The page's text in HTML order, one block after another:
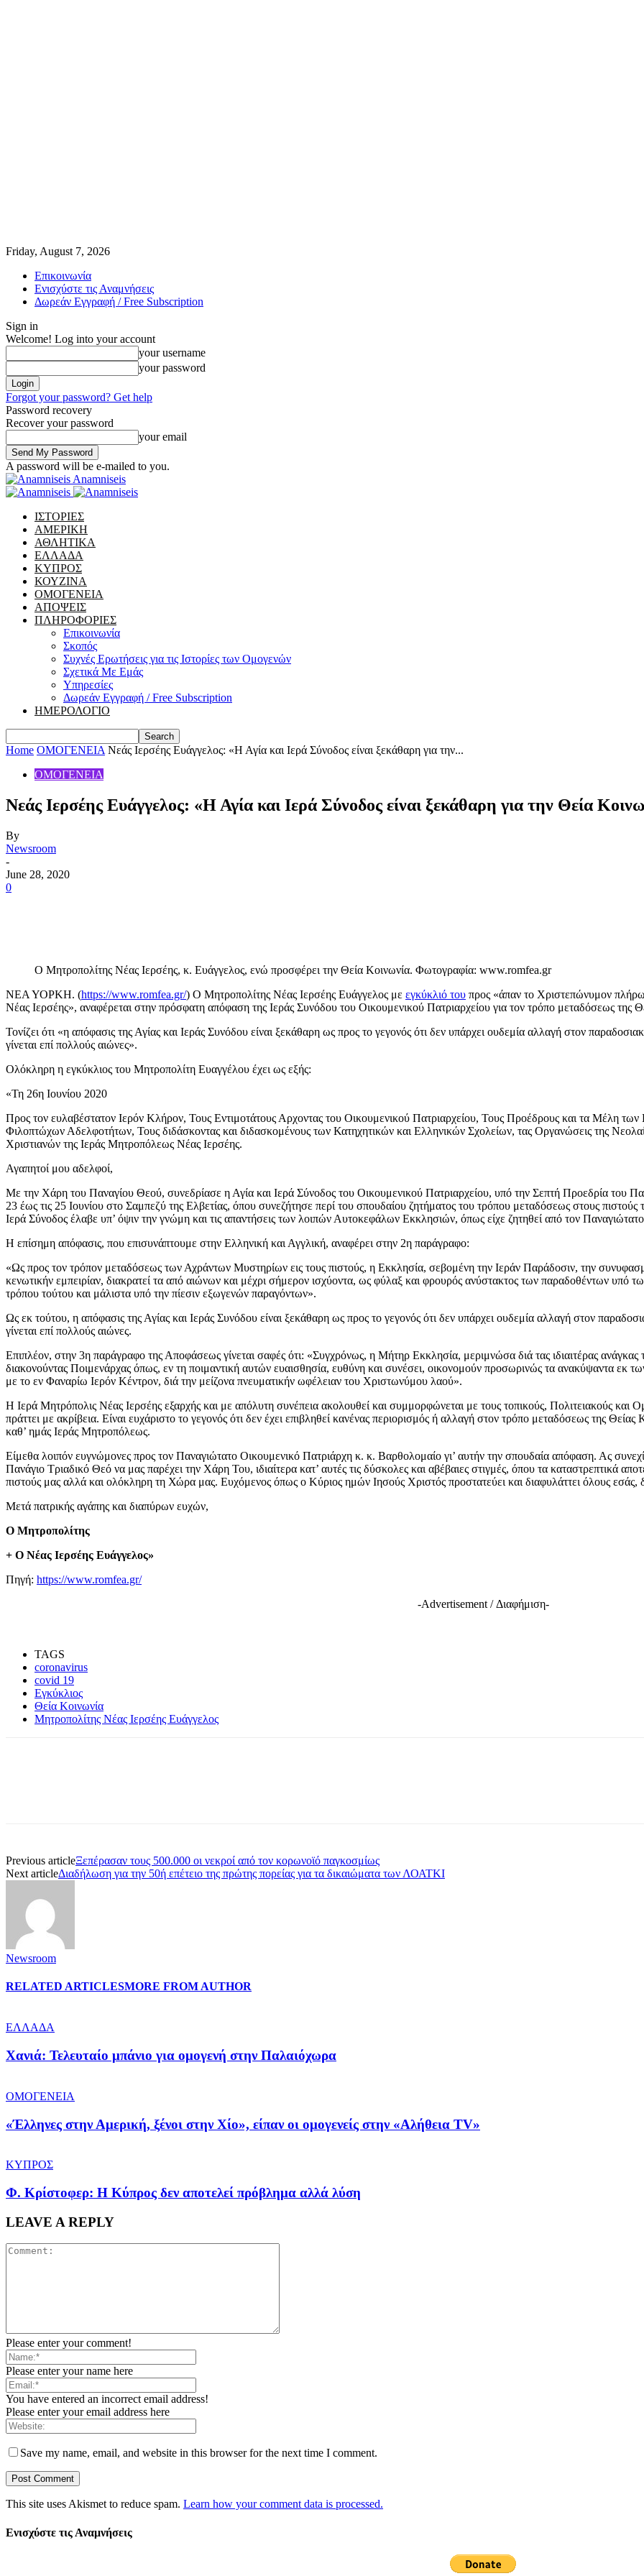
Friday, August 7, 2026
Επικοινωνία
Ενισχύστε τις Αναμνήσεις
Δωρεάν Εγγραφή / Free Subscription
Sign in
Welcome! Log into your account
your username
your password
Forgot your password? Get help
Password recovery
Recover your password
your email
A password will be e-mailed to you.
Anamniseis
ΙΣΤΟΡΙΕΣ
ΑΜΕΡΙΚΗ
ΑΘΛΗΤΙΚΑ
ΕΛΛΑΔΑ
ΚΥΠΡΟΣ
ΚΟΥΖΙΝΑ
ΟΜΟΓΕΝΕΙΑ
ΑΠΟΨΕΙΣ
ΠΛΗΡΟΦΟΡΙΕΣ
Επικοινωνία
Σκοπός
Συχνές Ερωτήσεις για τις Ιστορίες των Ομογενών
Σχετικά Με Εμάς
Υπηρεσίες
Δωρεάν Εγγραφή / Free Subscription
ΗΜΕΡΟΛΟΓΙΟ
Home ΟΜΟΓΕΝΕΙΑ Νεάς Ιερσέης Ευάγγελος: «Η Αγία και Ιερά Σύνοδος είναι ξεκάθαρη για την...
ΟΜΟΓΕΝΕΙΑ
Νεάς Ιερσέης Ευάγγελος: «Η Αγία και Ιερά Σύνοδος είναι ξεκάθαρη για την Θεία
By
Newsroom
-
June 28, 2020
0
Ο Μητροπολίτης Νέας Ιερσέης, κ. Ευάγγελος, ενώ προσφέρει την Θεία Κοινωνία. Φωτογραφία: www.romfea.gr
ΝΕΑ ΥΟΡΚΗ. (https://www.romfea.gr/) Ο Μητροπολίτης Νέας Ιερσέης Ευάγγελος με εγκύκλιό του προς «άπαν το Χριστεπώνυμον
Νέας Ιερσέης», αναφέρεται στην πρόσφατη απόφαση της Ιεράς Συνόδου του Οικουμενικού Πατριαρχείου για τον τρόπο μεταδόσεως της
Τονίζει ότι «η απόφασις της Αγίας και Ιεράς Συνόδου είναι ξεκάθαρη ως προς το γεγονός ότι δεν υπάρχει ουδεμία αλλαγή στον
γίνεται επί πολλούς αιώνες».
Ολόκληρη η εγκύκλιος του Μητροπολίτη Ευαγγέλου έχει ως εξής:
«Τη 26η Ιουνίου 2020
Προς τον ευλαβέστατον Ιερόν Κλήρον, Τους Εντιμοτάτους Αρχοντας του Οικουμενικού Πατριαρχείου, Τους Προέδρους και τα Μέλη
Φιλοπτώχων Αδελφοτήτων, Τους διδάσκοντας και διδασκομένους των Κατηχητικών και Ελληνικών Σχολείων, τας Οργανώσεις της
Χριστιανών της Ιεράς Μητροπόλεως Νέας Ιερσέης.
Αγαπητοί μου αδελφοί,
Με την Χάρη του Παναγίου Θεού, συνεδρίασε η Αγία και Ιερά Σύνοδος του Οικουμενικού Πατριαρχείου, υπό την Σεπτή Προεδρία του
23 έως τις 25 Ιουνίου στο Σαμπεζύ της Ελβετίας, όπου συνεζήτησε περί του σπουδαίου ζητήματος του τρόπου μεταδόσεως στους
Ιερά Σύνοδος έλαβε υπ’ όψιν την γνώμη και τις απαντήσεις των λοιπών Αυτοκεφάλων Εκκλησιών, όπως είχε ζητηθεί από τον
Η επίσημη απόφασις, που επισυνάπτουμε στην Ελληνική και Αγγλική, αναφέρει στην 2η παράγραφο:
«Ως προς τον τρόπον μεταδόσεως των Αχράντων Μυστηρίων εις τους πιστούς, η Εκκλησία, σεβομένη την Ιεράν Παράδοσιν, την
κενωτικήν εμπειρίαν, διακρατεί τα από αιώνων και μέχρι σήμερον ισχύοντα, ως φύλαξ και φρουρός ανύστακτος των παραδοθέντων υπό
τρόπου τούτου και μάλιστα υπό την πίεσιν εξωγενών παραγόντων».
Ως εκ τούτου, η απόφασις της Αγίας και Ιεράς Συνόδου είναι ξεκάθαρη ως προς το γεγονός ότι δεν υπάρχει ουδεμία αλλαγή στον
γίνεται επί πολλούς αιώνες.
Επιπλέον, στην 3η παράγραφο της Αποφάσεως γίνεται σαφές ότι: «Συγχρόνως, η Μήτηρ Εκκλησία, μεριμνώσα διά τας ιδιαιτέρας
διακονούντας Ποιμενάρχας όπως, εν τη ποιμαντική αυτών ευαισθησία, ευθύνη και συνέσει, οικονομούν προσωρινώς τα ανακύψαντα εκ
με το εν Φαναρίω Ιερόν Κέντρον, διά την μείζονα πνευματικήν ωφέλειαν του Χριστωνύμου λαού».
Η Ιερά Μητρόπολις Νέας Ιερσέης εξαρχής και με απόλυτη συνέπεια ακολουθεί και συμμορφώνεται με τους τοπικούς, Πολιτειακούς και
πράττει με ακρίβεια. Είναι ευχάριστο το γεγονός ότι δεν έχει επιβληθεί κανένας περιορισμός ή αλλαγή στον τρόπο μεταδόσεως της Θείας
καθ’ ημάς Ιεράς Μητροπόλεως.
Είμεθα λοιπόν ευγνώμονες προς τον Παναγιώτατο Οικουμενικό Πατριάρχη κ. κ. Βαρθολομαίο γι’ αυτήν την σπουδαία απόφαση. Ας
Πανάγιο Τριαδικό Θεό να μας παρέχει την Χάρη Του, ιδιαίτερα κατ’ αυτές τις δύσκολες και αβέβαιες στιγμές, όπου τα καταστρεπτικά
πιστούς μας αλλά και ολόκληρη τη Χώρα μας. Ευχόμενος όπως ο Κύριος ημών Ιησούς Χριστός προστατεύει και διαφυλάττει όλους εσάς,
Μετά πατρικής αγάπης και διαπύρων ευχών,
Ο Μητροπολίτης
+ Ο Νέας Ιερσέης Ευάγγελος»
Πηγή: https://www.romfea.gr/
-Advertisement / Διαφήμιση-
TAGS
coronavirus
covid 19
Εγκύκλιος
Θεία Κοινωνία
Μητροπολίτης Νέας Ιερσέης Ευάγγελος
Previous articleΞεπέρασαν τους 500.000 οι νεκροί από τον κορωνοϊό παγκοσμίως
Next articleΔιαδήλωση για την 50ή επέτειο της πρώτης πορείας για τα δικαιώματα των ΛΟΑΤΚΙ
Newsroom
RELATED ARTICLESMORE FROM AUTHOR
ΕΛΛΑΔΑ
Χανιά: Τελευταίο μπάνιο για ομογενή στην Παλαιόχωρα
ΟΜΟΓΕΝΕΙΑ
«Έλληνες στην Αμερική, ξένοι στην Χίο», είπαν οι ομογενείς στην «Αλήθεια ΤV»
ΚΥΠΡΟΣ
Φ. Κρίστοφερ: Η Κύπρος δεν αποτελεί πρόβλημα αλλά λύση
LEAVE A REPLY
Please enter your comment!
Please enter your name here
You have entered an incorrect email address!
Please enter your email address here
Save my name, email, and website in this browser for the next time I comment.
This site uses Akismet to reduce spam. Learn how your comment data is processed.
Ενισχύστε τις Αναμνήσεις